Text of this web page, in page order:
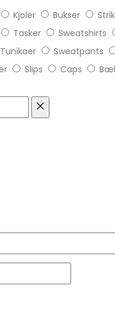
Kjoler Bukser Strik
Tasker Sweatshirts
Tunikaer Sweatpants
Slips Caps